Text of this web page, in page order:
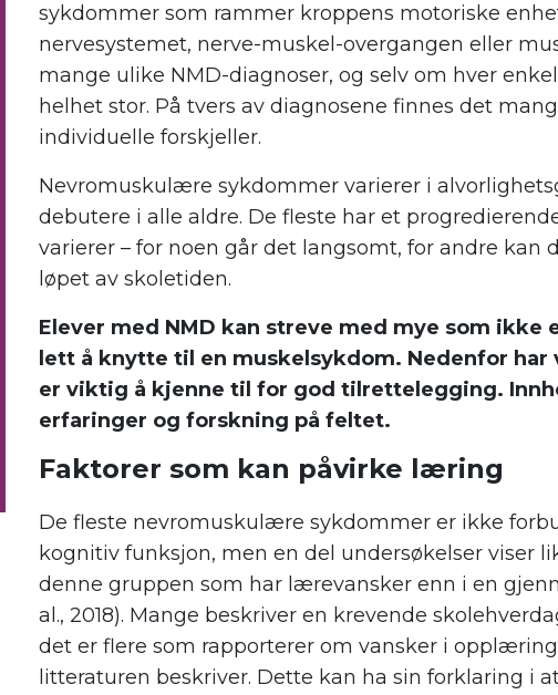
sykdommer som rammer kroppens motoriske
nervesystemet, nerve-muskel-overgangen eller
mange ulike NMD-diagnoser, og selv om hver
helhet stor. På tvers av diagnosene finnes det
individuelle forskjeller.
Nevromuskulære sykdommer varierer i
debutere i alle aldre. De fleste har et
varierer – for noen går det langsomt, for andre kan
løpet av skoletiden.
Elever med NMD kan streve med mye som ikke
lett å knytte til en muskelsykdom. Nedenfor
er viktig å kjenne til for god tilrettelegging.
erfaringer og forskning på feltet.
Faktorer som kan påvirke læring
De fleste nevromuskulære sykdommer er ikke
kognitiv funksjon, men en del undersøkelser viser
denne gruppen som har lærevansker enn i en
al., 2018). Mange beskriver en krevende
det er flere som rapporterer om vansker i
litteraturen beskriver. Dette kan ha sin forklaring i